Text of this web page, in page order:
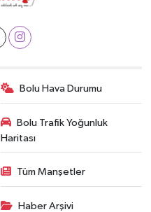
Bolu Hava Durumu
Bolu Trafik Yoğunluk
Haritası
Tüm Manşetler
Haber Arşivi